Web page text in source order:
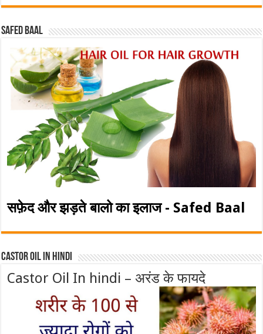
Safed baal
सफ़ेद और झड़ते बालो का इलाज - Safed Baal
Castor Oil In Hindi
Castor Oil In hindi – अरंड के फायदे